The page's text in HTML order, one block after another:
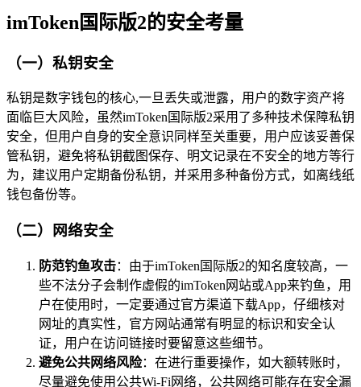
imToken国际版2的安全考量
（一）私钥安全
私钥是数字钱包的核心,一旦丢失或泄露，用户的数字资产将
面临巨大风险，虽然imToken国际版2采用了多种技术保障私钥
安全，但用户自身的安全意识同样至关重要，用户应该妥善保
管私钥，避免将私钥截图保存、明文记录在不安全的地方等行
为，建议用户定期备份私钥，并采用多种备份方式，如离线纸
钱包备份等。
（二）网络安全
防范钓鱼攻击：由于imToken国际版2的知名度较高，一
些不法分子会制作虚假的imToken网站或App来钓鱼，用
户在使用时，一定要通过官方渠道下载App，仔细核对
网址的真实性，官方网站通常有明显的标识和安全认
证，用户在访问链接时要留意这些细节。
避免公共网络风险：在进行重要操作，如大额转账时，
尽量避免使用公共Wi-Fi网络，公共网络可能存在安全漏